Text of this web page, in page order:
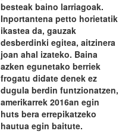
besteak baino larriagoak.
Inportantena petto horietatik
ikastea da, gauzak
desberdinki egitea, aitzinera
joan ahal izateko. Baina
azken egunetako berriek
frogatu didate denek ez
dugula berdin funtzionatzen,
amerikarrek 2016an egin
huts bera errepikatzeko
hautua egin baitute.